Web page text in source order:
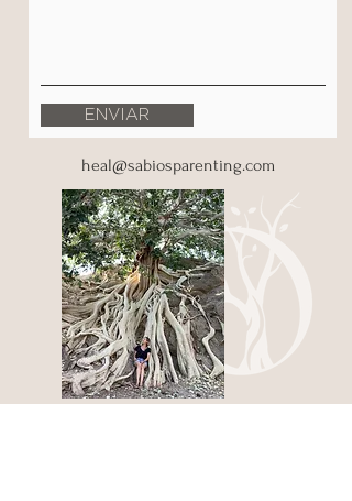
ENVIAR
heal@sabiosparenting.com